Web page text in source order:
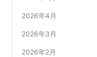
2026年4月
2026年3月
2026年2月